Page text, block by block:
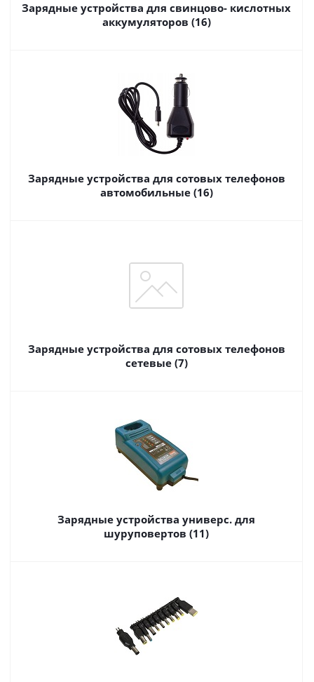
Зарядные устройства для свинцово- кислотных
аккумуляторов (16)
Зарядные устройства для сотовых телефонов
автомобильные (16)
Зарядные устройства для сотовых телефонов
сетевые (7)
Зарядные устройства универс. для
шуруповертов (11)